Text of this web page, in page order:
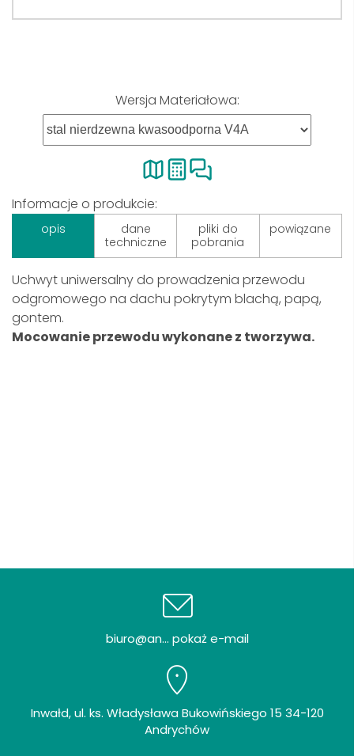
Wersja Materiałowa:
Informacje o produkcie:
opis
dane
techniczne
pliki do
pobrania
powiązane
Uchwyt uniwersalny do prowadzenia przewodu
odgromowego na dachu pokrytym blachą, papą,
gontem.
Mocowanie przewodu wykonane z tworzywa.
biuro@an... pokaż e-mail
Inwałd, ul. ks. Władysława Bukowińskiego 15 34-120
Andrychów